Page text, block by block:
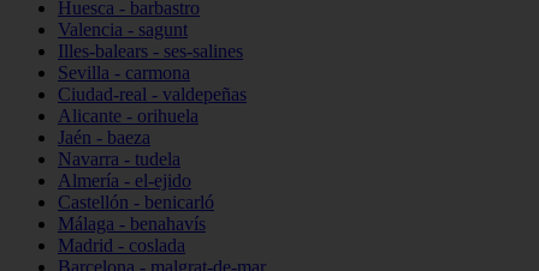
Huesca - barbastro
Valencia - sagunt
Illes-balears - ses-salines
Sevilla - carmona
Ciudad-real - valdepeñas
Alicante - orihuela
Jaén - baeza
Navarra - tudela
Almería - el-ejido
Castellón - benicarló
Málaga - benahavís
Madrid - coslada
Barcelona - malgrat-de-mar